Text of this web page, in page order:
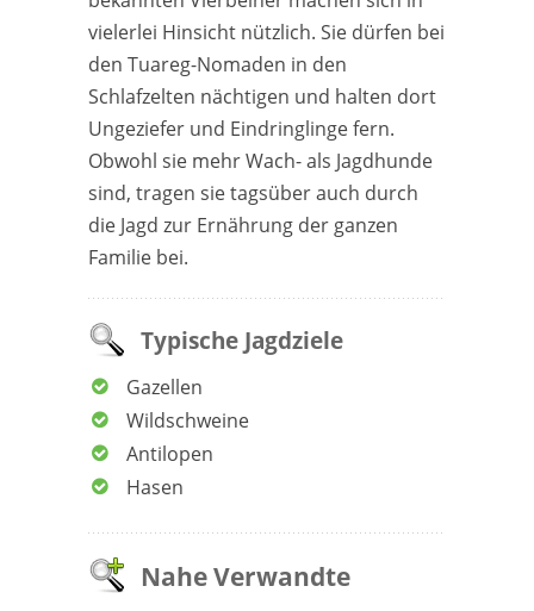
vielerlei Hinsicht nützlich. Sie dürfen bei
den Tuareg-Nomaden in den
Schlafzelten nächtigen und halten dort
Ungeziefer und Eindringlinge fern.
Obwohl sie mehr Wach- als Jagdhunde
sind, tragen sie tagsüber auch durch
die Jagd zur Ernährung der ganzen
Familie bei.
Typische Jagdziele
Gazellen
Wildschweine
Antilopen
Hasen
Nahe Verwandte